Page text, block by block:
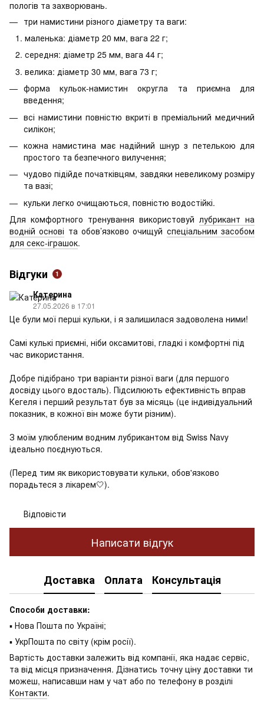
пологів та захворювань.
три намистини різного діаметру та ваги:
маленька: діаметр 20 мм, вага 22 г;
середня: діаметр 25 мм, вага 44 г;
велика: діаметр 30 мм, вага 73 г;
форма кульок-намистин округла та приємна для
введення;
всі намистини повністю вкриті в преміальний медичний
силікон;
кожна намистина має надійний шнур з петелькою для
простого та безпечного вилучення;
чудово підійде початківцям, завдяки невеликому розміру
та вазі;
кульки легко очищаються, повністю водостійкі.
Для комфортного тренування використовуй лубрикант на
водній основі та обов’язково очищуй спеціальним засобом
для секс-іграшок.
Відгуки 1
Катерина
27.05.2026 в 17:01
Це були мої перші кульки, і я залишилася задоволена ними!
Самі кулькі приємні, ніби оксамитові, гладкі і комфортні під
час використання.
Добре підібрано три варіанти різної ваги (для першого
досвіду цього вдосталь). Підсилюють ефективність вправ
Кегеля і перший результат був за місяць (це індивідуальний
показник, в кожної він може бути різним).
З моїм улюбленим водним лубрикантом від Swiss Navy
ідеально поєднуються.
(Перед тим як використовувати кульки, обов'язково
порадьтеся з лікарем🤍).
Відповісти
Написати відгук
Доставка Оплата Консультація
Способи доставки:
▪ Нова Пошта по Україні;
▪ УкрПошта по світу (крім росії).
Вартість доставки залежить від компанії, яка надає сервіс,
та від місця призначення. Дізнатись точну ціну доставки ти
можеш, написавши нам у чат або по телефону в розділі
Контакти.